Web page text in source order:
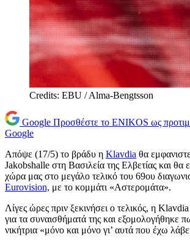
Credits: EBU / Alma-Bengtsson
Google Προσθέστε το ENIKOS ως
Google
Απόψε (17/5) το βράδυ η Klavdia θα
Jakobshalle στη Βασιλεία της Ελβετίας και θα
χώρα μας στο μεγάλο τελικό του 69ου
Eurovision, με το κομμάτι «Αστερομάτα».
Λίγες ώρες πριν ξεκινήσει ο τελικός, η
για τα συναισθήματά της και εξομολογήθηκε
νικήτρια «μόνο και μόνο γι’ αυτά που έχω